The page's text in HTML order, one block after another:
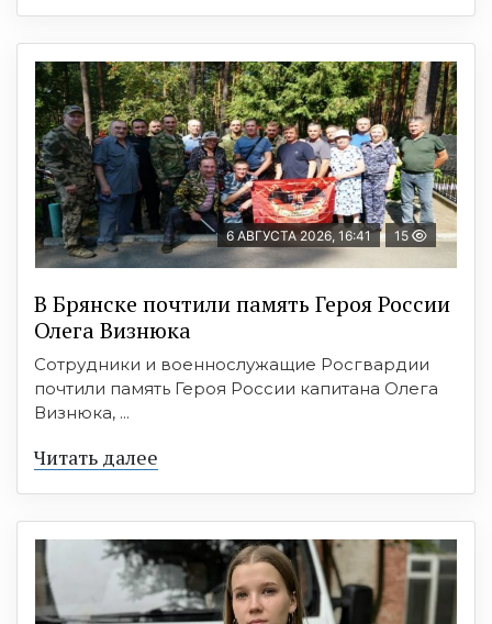
6 АВГУСТА 2026, 16:41 15
В Брянске почтили память Героя России
Олега Визнюка
Сотрудники и военнослужащие Росгвардии
почтили память Героя России капитана Олега
Визнюка, ...
Читать далее